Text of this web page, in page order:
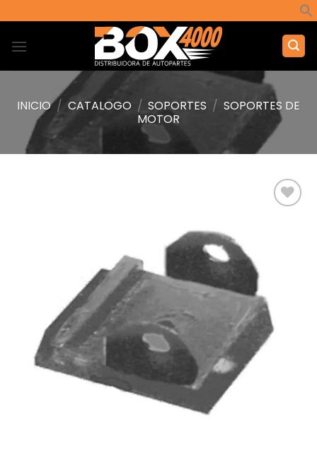
al
contenido
INICIO / CATALOGO / SOPORTES / SOPORTES DE
MOTOR